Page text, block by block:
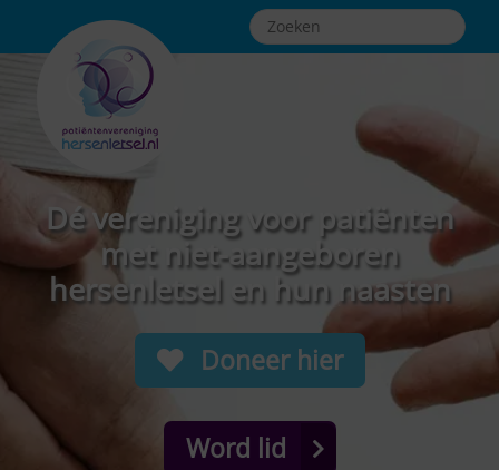
Dé vereniging voor patiënten
met niet-aangeboren
hersenletsel en hun naasten
Doneer hier
Word lid